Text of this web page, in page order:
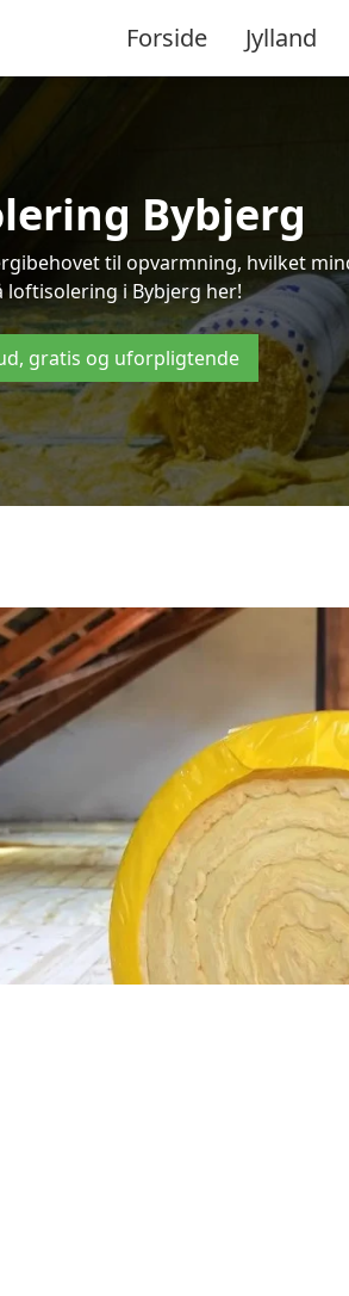
Forside Jylland
Bybjerg
til opvarmning, hvilket
loftisolering i Bybjerg her!
gratis og uforpligtende